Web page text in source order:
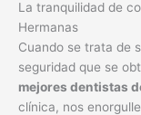
La tranquilidad de
Hermanas
Cuando se trata de
seguridad que se
mejores dentistas
clínica, nos